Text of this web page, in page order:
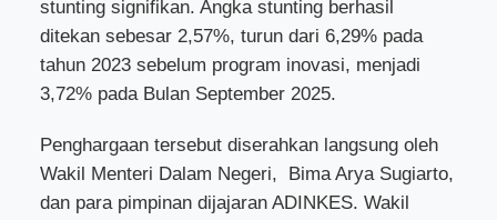
stunting signifikan. Angka stunting berhasil
ditekan sebesar 2,57%, turun dari 6,29% pada
tahun 2023 sebelum program inovasi, menjadi
3,72% pada Bulan September 2025.
Penghargaan tersebut diserahkan langsung oleh
Wakil Menteri Dalam Negeri,
Bima Arya Sugiarto,
dan para pimpinan dijajaran ADINKES. Wakil